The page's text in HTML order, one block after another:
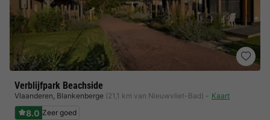
Verblijfpark Beachside
Vlaanderen, Blankenberge (21,1 km van Nieuwvliet-Bad) Kaart
8.0 Zeer goed